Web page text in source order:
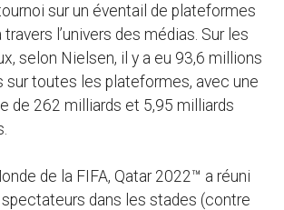
sur un éventail de plateformes
travers l’univers des médias. Sur les
selon Nielsen, il y a eu 93,6 millions
sur toutes les plateformes, avec une
de 262 milliards et 5,95 milliards
de la FIFA, Qatar 2022™ a réuni
dans les stades (contre